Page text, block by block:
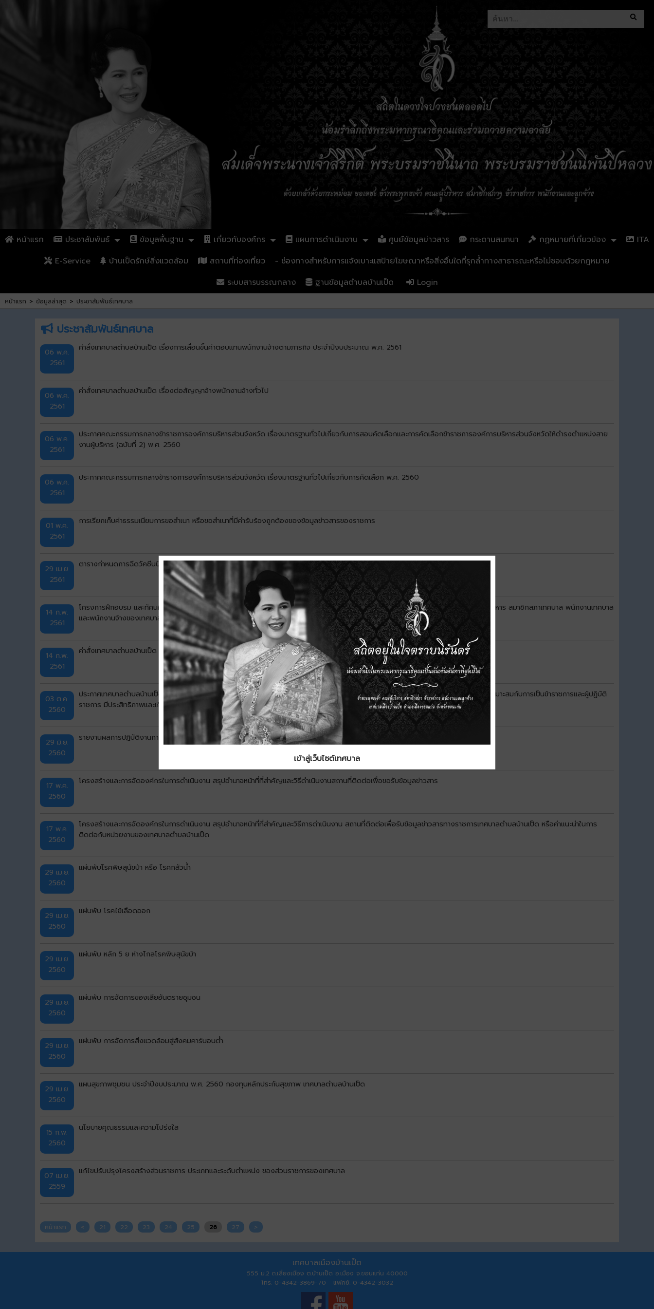
หน้าแรก ประชาสัมพันธ์ ข้อมูลพื้นฐาน เกี่ยวกับองค์กร แผนการดำเนินงาน ศูนย์ข้อมูลข่าวสาร กระดานสนทนา กฏหมายที่เกี่ยวข้อง
ITA
E-Service
บ้านเป็ดรักษ์สิ่งแวดล้อม สถานที่ท่องเที่ยว
- ช่องทางสำหรับการแจ้งเบาะแสป้ายโฆษณาหรือสิ่งอื่นใดที่รุกล้ำทางสาธารณะหรือไม่ชอบด้วยกฎหมาย
ระบบสารบรรณกลาง
ฐานข้อมูลตำบลบ้านเป็ด Login
หน้าแรก > ข้อมูลล่าสุด > ประชาสัมพันธ์เทศบาล
ประชาสัมพันธ์เทศบาล
06 พ.ค.
2561
คำสั่งเทศบาลตำบลบ้านเป็ด เรื่องการเลื่อนขั้นค่าตอบแทนพนักงานจ้างตามภารกิจ ประจำปีงบประมาณ พ.ศ. 2561
06 พ.ค.
2561
คำสั่งเทศบาลตำบลบ้านเป็ด เรื่องต่อสัญญาจ้างพนักงานจ้างทั่วไป
06 พ.ค.
2561
ประกาศคณะกรรมการกลางข้าราชการองค์การบริหารส่วนจังหวัด เรื่องมาตรฐานทั่วไปเกี่ยวกับการสอบคัดเลือกและการคัดเลือกข้าราชการองค์การบริหารส่วนจังหวัดให้ดำรงตำแหน่งสาย
งานผู้บริหาร (ฉบับที่ 2) พ.ศ. 2560
06 พ.ค.
2561
ประกาศคณะกรรมการกลางข้าราชการองค์การบริหารส่วนจังหวัด เรื่องมาตรฐานทั่วไปเกี่ยวกับการคัดเลือก พ.ศ. 2560
01 พ.ค.
2561
การเรียกเก็บค่าธรรมเนียมการขอสำเนา หรือขอสำเนาที่มีคำรับร้องถูกต้องของข้อมูลข่าวสารของราชการ
29 เม.ย.
2561
ตารางกำหนดการฉีดวัคซีนป้องกันโรคพิษสุนัขบ้าในสุนัขและแมว ประจำปีงบประมาณ พ.ศ. 2561
14 ก.พ.
2561
โครงการฝึกอบรม และทัศนศึกษาดูงาน โดยกิจกรรมพัฒนาบุคลากรด้วยกิจกรรมพัฒนาองค์กรฉบับย่อและกิจกรรมกลุ่มสัมพันธ์ สำหรับคณะผู้บริหาร สมาชิกสภาเทศบาล พนักงานเทศบาล
และพนักงานจ้างของเทศบาลตำบลบ้านเป็ด ประจำปีงบประมาณ พ.ศ. 2561
14 ก.พ.
2561
คำสั่งเทศบาลตำบลบ้านเป็ด เรื่อง ให้คณะผู้บริหาร พนักงานเทศบาล ลูกจ้างประจำ และพนักงานจ้าง เดินทางไปราชการ
03 ต.ค.
2560
ประกาศเทศบาลตำบลบ้านเป็ด เรื่อง กำหนดหลักเกณฑ์ มาตรฐานการให้รางวัลสำหรับพนักงานเทศบาล ลูกจ้างประจำ และพนักงานจ้างผู้ปฏิบัติตนเหมาะสมกับการเป็นข้าราชการและผู้ปฏิบัติ
ราชการ มีประสิทธิภาพและเกิดประโยชน์อันเป็นที่พึงพอใจของทางราชการ
29 มิ.ย.
2560
รายงานผลการปฏิบัติงานการให้บริการประชาชน ประจำเดือน พฤษภาคม พ.ศ. 2561
17 พ.ค.
2560
โครงสร้างและการจัดองค์กรในการดำเนินงาน สรุปอำนาจหน้าที่ที่สำคัญและวิธีดำเนินงานสถานที่ติดต่อเพื่อขอรับข้อมูลข่าวสาร
17 พ.ค.
2560
โครงสร้างและการจัดองค์กรในการดำเนินงาน สรุปอำนาจหน้าที่ที่สำคัญและวิธีการดำเนินงาน สถานที่ติดต่อเพื่อรับข้อมูลข่าวสารทางราชการเทศบาลตำบลบ้านเป็ด หรือคำแนะนำในการ
ติดต่อกับหน่วยงานของเทศบาลตำบลบ้านเป็ด
29 เม.ย.
2560
แผ่นพับโรคพิษสุนัขบ้า หรือ โรคกลัวน้ำ
29 เม.ย.
2560
แผ่นพับ โรคไข้เลือดออก
29 เม.ย.
2560
แผ่นพับ หลัก 5 ย ห่างไกลโรคพิษสุนัขบ้า
29 เม.ย.
2560
แผ่นพับ การจัดการของเสียอันตรายชุมชน
29 เม.ย.
2560
แผ่นพับ การจัดการสิ่งแวดล้อมสู่สังคมคาร์บอนต่ำ
29 เม.ย.
2560
แผนสุขภาพชุมชน ประจำปีงบประมาณ พ.ศ. 2560 กองทุนหลักประกันสุขภาพ เทศบาลตำบลบ้านเป็ด
15 ก.พ.
2560
นโยบายคุณธรรมและความโปร่งใส
07 เม.ย.
2559
แก้ไขปรับปรุงโครงสร้างส่วนราชการ ประเภทและระดับตำแหน่ง ของส่วนราชการของเทศบาล
หน้าแรก < 21 22 23 24 25 26 27 >
เทศบาลเมืองบ้านเป็ด
555 ม.2 ถ.เลี่ยงเมือง ต.บ้านเป็ด อ.เมือง จ.ขอนแก่น 40000
โทร. 0-4342-3869-70 แฟกซ์. 0-4342-3032
เข้าสู่เว็บไซต์เทศบาล